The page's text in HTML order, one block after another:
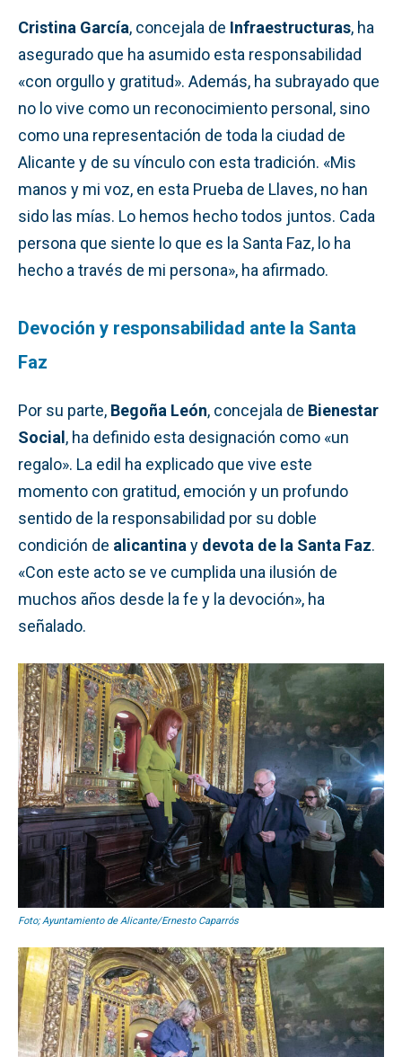
Cristina García, concejala de Infraestructuras, ha
asegurado que ha asumido esta responsabilidad
«con orgullo y gratitud». Además, ha subrayado que
no lo vive como un reconocimiento personal, sino
como una representación de toda la ciudad de
Alicante y de su vínculo con esta tradición. «Mis
manos y mi voz, en esta Prueba de Llaves, no han
sido las mías. Lo hemos hecho todos juntos. Cada
persona que siente lo que es la Santa Faz, lo ha
hecho a través de mi persona», ha afirmado.
Devoción y responsabilidad ante la Santa
Faz
Por su parte, Begoña León, concejala de Bienestar
Social, ha definido esta designación como «un
regalo». La edil ha explicado que vive este
momento con gratitud, emoción y un profundo
sentido de la responsabilidad por su doble
condición de alicantina y devota de la Santa Faz.
«Con este acto se ve cumplida una ilusión de
muchos años desde la fe y la devoción», ha
señalado.
Foto; Ayuntamiento de Alicante/Ernesto Caparrós